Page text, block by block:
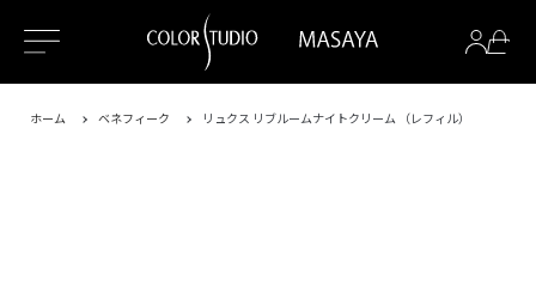
ホーム ベネフィーク リュクス リブルームナイトクリーム （レフィル）